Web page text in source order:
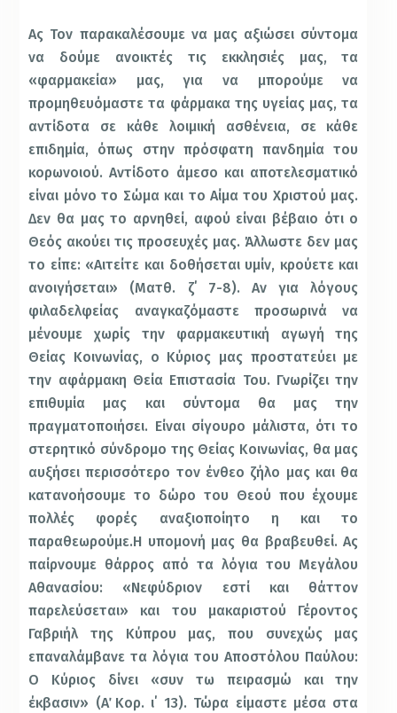
Ας Τον παρακαλέσουμε να μας αξιώσει σύντομα
να δούμε ανοικτές τις εκκλησιές μας, τα
«φαρμακεία» μας, για να μπορούμε να
προμηθευόμαστε τα φάρμακα της υγείας μας, τα
αντίδοτα σε κάθε λοιμική ασθένεια, σε κάθε
επιδημία, όπως στην πρόσφατη πανδημία του
κορωνοιού. Αντίδοτο άμεσο και αποτελεσματικό
είναι μόνο το Σώμα και το Αίμα του Χριστού μας.
Δεν θα μας το αρνηθεί, αφού είναι βέβαιο ότι ο
Θεός ακούει τις προσευχές μας. Άλλωστε δεν μας
το είπε: «Αιτείτε και δοθήσεται υμίν, κρούετε και
ανοιγήσεται» (Ματθ. ζ΄ 7-8). Αν για λόγους
φιλαδελφείας αναγκαζόμαστε προσωρινά να
μένουμε χωρίς την φαρμακευτική αγωγή της
Θείας Κοινωνίας, ο Κύριος μας προστατεύει με
την αφάρμακη Θεία Επιστασία Του. Γνωρίζει την
επιθυμία μας και σύντομα θα μας την
πραγματοποιήσει. Είναι σίγουρο μάλιστα, ότι το
στερητικό σύνδρομο της Θείας Κοινωνίας, θα μας
αυξήσει περισσότερο τον ένθεο ζήλο μας και θα
κατανοήσουμε το δώρο του Θεού που έχουμε
πολλές φορές αναξιοποίητο η και το
παραθεωρούμε.Η υπομονή μας θα βραβευθεί. Ας
παίρνουμε θάρρος από τα λόγια του Μεγάλου
Αθανασίου: «Νεφύδριον εστί και θάττον
παρελεύσεται» και του μακαριστού Γέροντος
Γαβριήλ της Κύπρου μας, που συνεχώς μας
επαναλάμβανε τα λόγια του Αποστόλου Παύλου:
Ο Κύριος δίνει «συν τω πειρασμώ και την
έκβασιν» (Α΄ Κορ. ι΄ 13). Τώρα είμαστε μέσα στα